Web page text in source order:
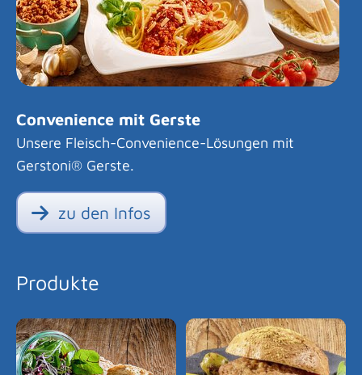
Convenience mit Gerste
Unsere Fleisch-Convenience-Lösungen mit
Gerstoni® Gerste.
zu den Infos
Produkte